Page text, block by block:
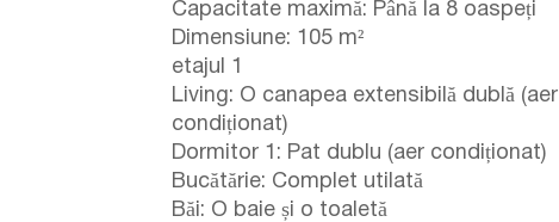
Capacitate maximă: Până la 8 oaspeți
Dimensiune: 105 m²
etajul 1
Living: O canapea extensibilă dublă (aer
condiționat)
Dormitor 1: Pat dublu (aer condiționat)
Bucătărie: Complet utilată
Băi: O baie și o toaletă